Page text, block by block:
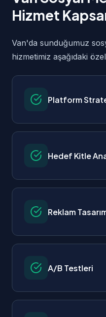
Hizmet
Van'da sunduğumuz
hizmetimiz aşağıdaki
Platform
Hedef Kitle
Reklam
A/B Testleri